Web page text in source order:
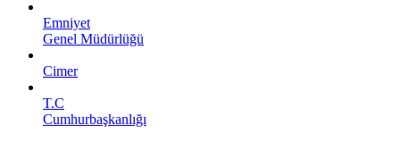
Emniyet
Genel Müdürlüğü
Cimer
T.C
Cumhurbaşkanlığı